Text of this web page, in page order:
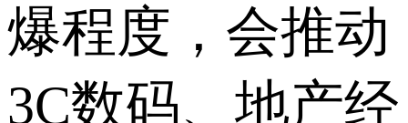
爆程度，会推动
3C数码、地产经